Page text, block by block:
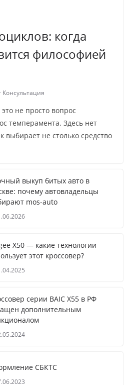
когда
философией
не просто вопрос
темперамента. Здесь нет
выбирает не столько средство
выкуп битых авто в
почему автовладельцы
mos-auto
X50 — какие технологии
этот кроссовер?
серии BAIC X55 в РФ
дополнительным
СБКТС